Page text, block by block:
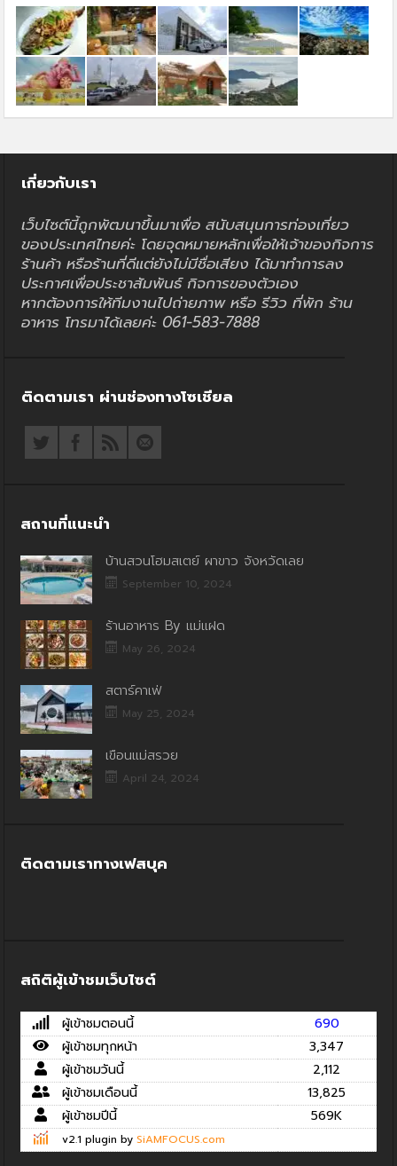
เกี่ยวกับเรา
เว็บไซต์นี้ถูกพัฒนาขึ้นมาเพื่อ สนับสนุนการท่องเที่ยว
ของประเทศไทยค่ะ โดยจุดหมายหลักเพื่อให้เจ้าของกิจการ
ร้านค้า หรือร้านที่ดีแต่ยังไม่มีชื่อเสียง ได้มาทำการลง
ประกาศเพื่อประชาสัมพันธ์ กิจการของตัวเอง
หากต้องการให้ทีมงานไปถ่ายภาพ หรือ รีวิว ที่พัก ร้าน
อาหาร โทรมาได้เลยค่ะ 061-583-7888
ติดตามเรา ผ่านช่องทางโซเชียล
สถานที่แนะนำ
บ้านสวนโฮมสเตย์ ผาขาว จังหวัดเลย
September 10, 2024
ร้านอาหาร By แม่แฝด
May 26, 2024
สตาร์คาเฟ่
May 25, 2024
เขื่อนแม่สรวย
April 24, 2024
ติดตามเราทางเฟสบุค
สถิติผู้เข้าชมเว็บไซต์
ผู้เข้าชมตอนนี้
690
ผู้เข้าชมทุกหน้า
3,347
ผู้เข้าชมวันนี้
2,112
ผู้เข้าชมเดือนนี้
13,825
ผู้เข้าชมปีนี้
569K
v2.1 plugin by SiAMFOCUS.com